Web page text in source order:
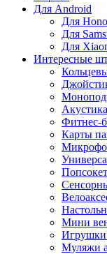
Для Android
Для
Для
Для
Интересные
Акустика
Фитнес-
Карты
Попсокет
Мини
Игрушки
Муляжи